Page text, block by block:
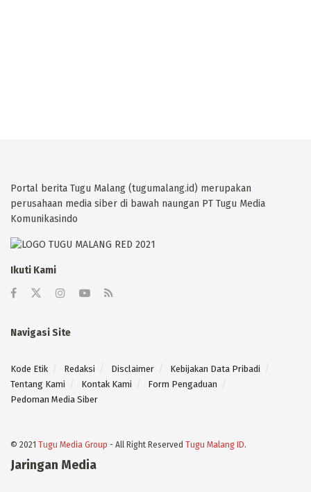
Portal berita Tugu Malang (tugumalang.id) merupakan
perusahaan media siber di bawah naungan PT Tugu Media
Komunikasindo
Ikuti Kami
Navigasi Site
Kode Etik Redaksi Disclaimer
Kebijakan Data Pribadi
Tentang Kami
Kontak Kami
Form Pengaduan
Pedoman Media Siber
© 2021 Tugu Media Group - All Right Reserved Tugu Malang ID.
Jaringan Media